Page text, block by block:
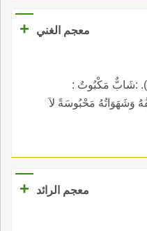
معجم الغني
+
:شَابٌّ مَكْبُوتٌ :
وَشَهَوَاتُهُ مَحْبُوسَةً لاَ
معجم الرائد +